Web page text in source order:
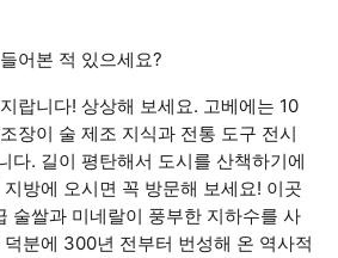
어본 적 있으세요?
랍니다! 상상해 보세요. 고베에는 10
장이 술 제조 지식과 전통 도구 전시
다. 길이 평탄해서 도시를 산책하기에
방에 오시면 꼭 방문해 보세요! 이곳
술쌀과 미네랄이 풍부한 지하수를 사
분에 300년 전부터 번성해 온 역사적